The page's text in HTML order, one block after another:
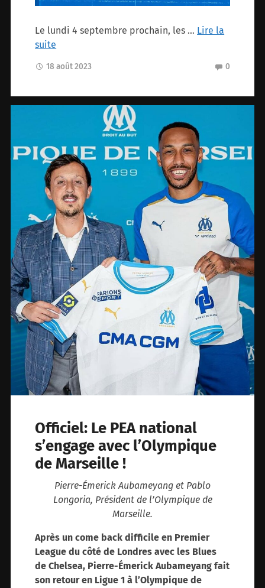
Le lundi 4 septembre prochain, les … Lire la
suite
18 août 2023 0
Officiel: Le PEA national
s’engage avec l’Olympique
de Marseille !
Pierre-Émerick Aubameyang et Pablo
Longoria, Président de l’Olympique de
Marseille.
Après un come back difficile en Premier
League du côté de Londres avec les Blues
de Chelsea, Pierre-Émerick Aubameyang fait
son retour en Ligue 1 à l’Olympique de